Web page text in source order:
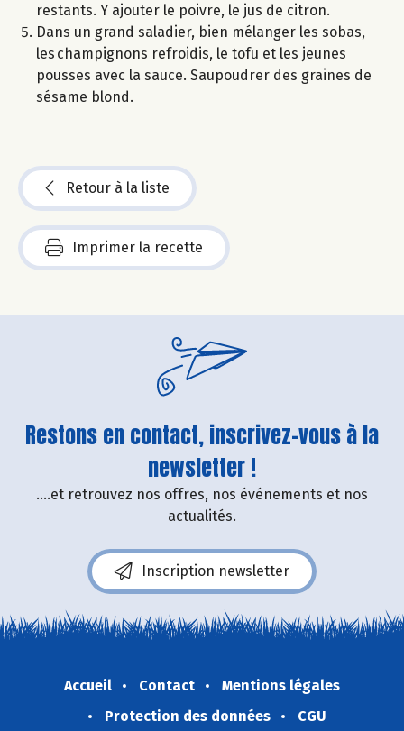
restants. Y ajouter le poivre, le jus de citron.
Dans un grand saladier, bien mélanger les sobas,
les champignons refroidis, le tofu et les jeunes
pousses avec la sauce. Saupoudrer des graines de
sésame blond.
Retour à la liste
Imprimer la recette
Restons en contact, inscrivez-vous à la
newsletter !
....et retrouvez nos offres, nos événements et nos
actualités.
Inscription newsletter
Accueil Contact
Mentions légales
Protection des données
CGU